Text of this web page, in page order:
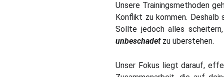
Unsere Trainingsmethoden
Konflikt zu kommen.
Sollte jedoch alles
unbeschadetzu überstehen.
Unser Fokus liegt darauf,